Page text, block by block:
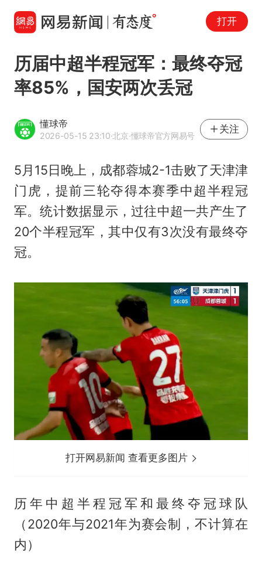
打开
历届中超半程冠军：最终夺冠
率85%，国安两次丢冠
懂球帝
2026-05-15 23:10·北京·懂球帝官方网易号
关注
5月15日晚上，成都蓉城2-1击败了天津津
门虎，提前三轮夺得本赛季中超半程冠
军。统计数据显示，过往中超一共产生了
20个半程冠军，其中仅有3次没有最终夺
冠。
打开网易新闻 查看更多图片
历年中超半程冠军和最终夺冠球队
（2020年与2021年为赛会制，不计算在
内）